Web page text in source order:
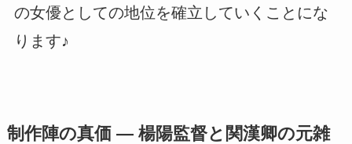
の女優としての地位を確立していくことにな
ります♪
制作陣の真価 ― 楊陽監督と関漢卿の元雑